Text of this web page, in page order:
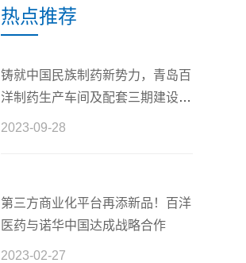
热点推荐
铸就中国民族制药新势力，青岛百
洋制药生产车间及配套三期建设工
程正式开工
2023-09-28
第三方商业化平台再添新品！百洋
医药与诺华中国达成战略合作
2023-02-27